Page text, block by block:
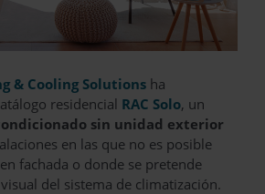
& Cooling Solutions ha
residencial RAC Solo, un
sin unidad exterior
en las que no es posible
fachada o donde se pretende
del sistema de climatización.